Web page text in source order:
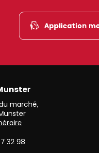
Application
et de l’une des plus
marché,
32 98